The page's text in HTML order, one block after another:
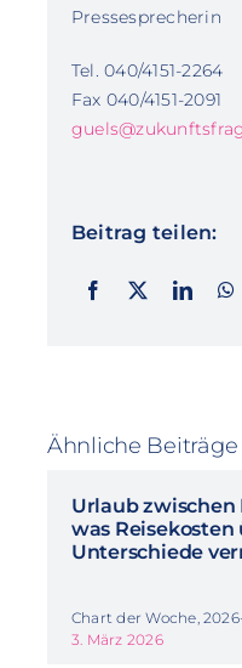
Pressesprecherin
Tel. 040/4151-2264
Fax 040/4151-2091
Beitrag teilen:
Ähnliche Beiträge
Urlaub zwischen
was Reisekosten
Unterschiede
Chart der Woche,
3. März 2026